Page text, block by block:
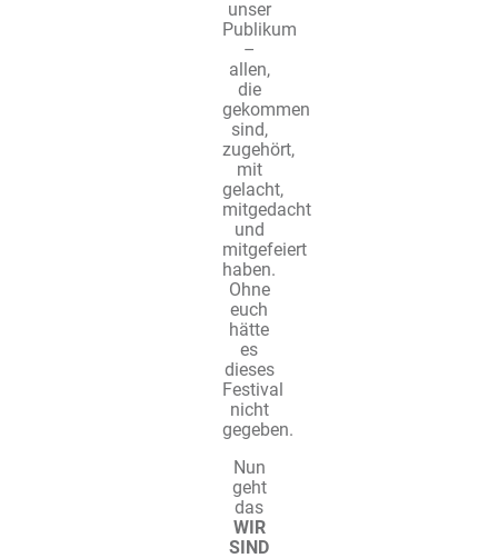
unser
Publikum
–
allen,
die
gekommen
sind,
zugehört,
mit
gelacht,
mitgedacht
und
mitgefeiert
haben.
Ohne
euch
hätte
es
dieses
Festival
nicht
gegeben.
Nun
geht
das
WIR
SIND